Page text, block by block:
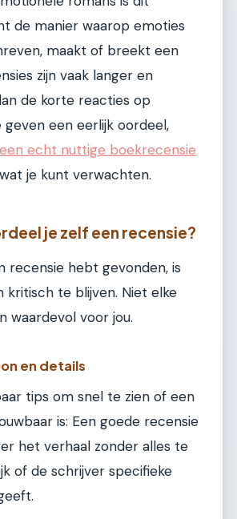
de manier waarop emoties
maakt of breekt een
zijn vaak langer en
de korte reacties op
geven een eerlijk oordeel,
een echt nuttige boekrecensie
je kunt verwachten.
je zelf een recensie?
recensie hebt gevonden, is
kritisch te blijven. Niet elke
waardevol voor jou.
en details
tips om snel te zien of een
is: Een goede recensie
het verhaal zonder alles te
of de schrijver specifieke